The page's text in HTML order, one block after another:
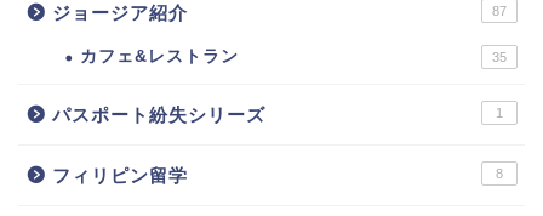
ジョージア紹介 87
カフェ&レストラン 35
パスポート紛失シリーズ 1
フィリピン留学 8